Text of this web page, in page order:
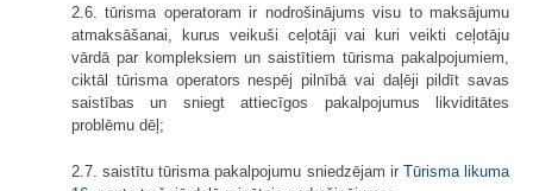
2.6. tūrisma operatoram ir nodrošinājums visu to maksājumu
atmaksāšanai, kurus veikuši ceļotāji vai kuri veikti ceļotāju
vārdā par kompleksiem un saistītiem tūrisma pakalpojumiem,
ciktāl tūrisma operators nespēj pilnībā vai daļēji pildīt savas
saistības un sniegt attiecīgos pakalpojumus likviditātes
problēmu dēļ;
2.7. saistītu tūrisma pakalpojumu sniedzējam ir Tūrisma likuma